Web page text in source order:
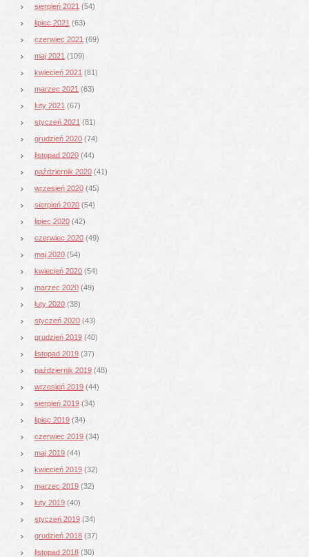
sierpień 2021 (54)
lipiec 2021 (63)
czerwiec 2021 (69)
maj 2021 (109)
kwiecień 2021 (81)
marzec 2021 (63)
luty 2021 (67)
styczeń 2021 (81)
grudzień 2020 (74)
listopad 2020 (44)
październik 2020 (41)
wrzesień 2020 (45)
sierpień 2020 (54)
lipiec 2020 (42)
czerwiec 2020 (49)
maj 2020 (54)
kwiecień 2020 (54)
marzec 2020 (49)
luty 2020 (38)
styczeń 2020 (43)
grudzień 2019 (40)
listopad 2019 (37)
październik 2019 (48)
wrzesień 2019 (44)
sierpień 2019 (34)
lipiec 2019 (34)
czerwiec 2019 (34)
maj 2019 (44)
kwiecień 2019 (32)
marzec 2019 (32)
luty 2019 (40)
styczeń 2019 (34)
grudzień 2018 (37)
listopad 2018 (30)